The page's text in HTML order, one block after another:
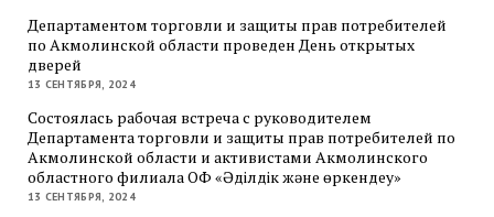
Департаментом торговли и защиты прав потребителей
по Акмолинской области проведен День открытых
дверей
13 СЕНТЯБРЯ, 2024
Состоялась рабочая встреча с руководителем
Департамента торговли и защиты прав потребителей по
Акмолинской области и активистами Акмолинского
областного филиала ОФ «Әділдік және өркендеу»
13 СЕНТЯБРЯ, 2024